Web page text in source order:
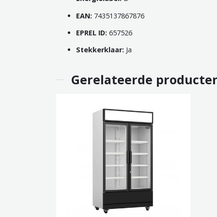
EAN: 7435137867876
EPREL ID: 657526
Stekkerklaar: Ja
Gerelateerde